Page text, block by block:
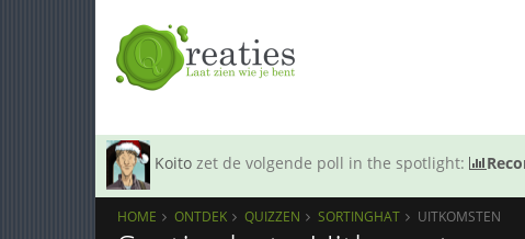
Koito zet de volgende poll in the spotlight:
HOME ONTDEK QUIZZEN SORTINGHAT UITKOMSTEN